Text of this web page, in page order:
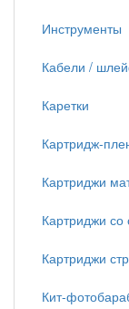
Инструменты
Кабели /
Каретки
Картридж-
Картриджи
Картриджи со
Картриджи
Кит-